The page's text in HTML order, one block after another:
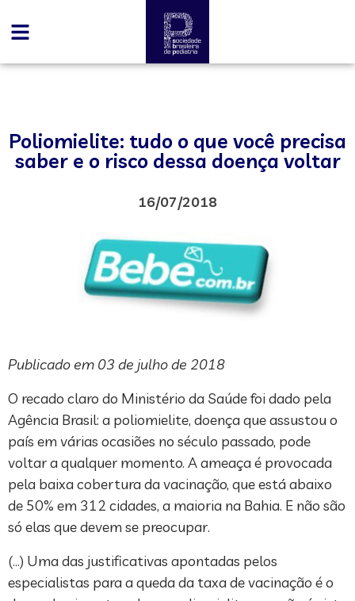
Poliomielite: tudo o que você precisa
saber e o risco dessa doença voltar
16/07/2018
Publicado em 03 de julho de 2018
O recado claro do Ministério da Saúde foi dado pela
Agência Brasil: a poliomielite, doença que assustou o
país em várias ocasiões no século passado, pode
voltar a qualquer momento. A ameaça é provocada
pela baixa cobertura da vacinação, que está abaixo
de 50% em 312 cidades, a maioria na Bahia. E não são
só elas que devem se preocupar.
(…) Uma das justificativas apontadas pelos
especialistas para a queda da taxa de vacinação é o